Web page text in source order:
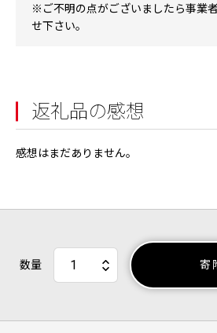
※ご不明の点がございましたら事業
せ下さい。
返礼品の感想
感想はまだありません。
数量 寄